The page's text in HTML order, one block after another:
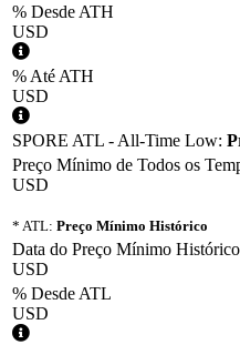
% Desde ATH
USD
% Até ATH
USD
SPORE ATL - All-Time Low:
Preço Mínimo de Todos os
USD
* ATL: Preço Mínimo Histórico
Data do Preço Mínimo Histórico
USD
% Desde ATL
USD